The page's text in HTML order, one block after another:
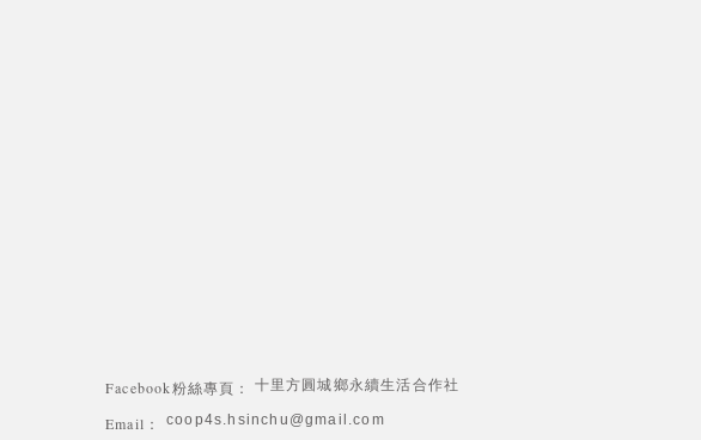
Facebook粉絲專頁：
Email：
十里方圓城鄉永續生活合作社
coop4s.hsinchu@gmail.com